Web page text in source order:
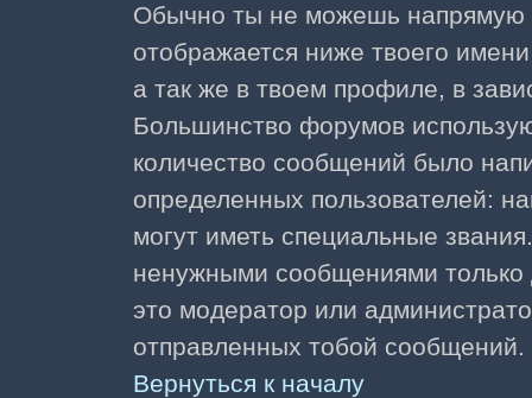
Обычно ты не можешь напрямую
отображается ниже твоего
а так же в твоем профиле, в
Большинство форумов
количество сообщений было
определенных пользователей:
могут иметь специальные
ненужными сообщениями только
это модератор или
отправленных тобой сообщений.
Вернуться к началу